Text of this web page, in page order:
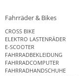
Fahrräder & Bikes
CROSS BIKE
ELEKTRO LASTENRÄDER
E-SCOOTER
FAHRRADBEKLEIDUNG
FAHRRADCOMPUTER
FAHRRADHANDSCHUHE